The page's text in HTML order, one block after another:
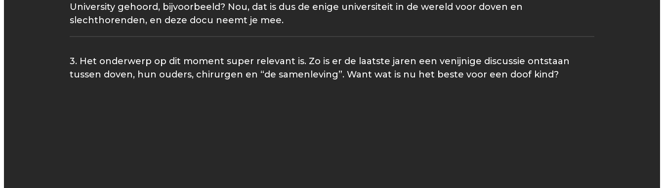
University gehoord, bijvoorbeeld? Nou, dat is dus de enige universiteit in de wereld voor doven en
slechthorenden, en deze docu neemt je mee.
3. Het onderwerp op dit moment super relevant is. Zo is er de laatste jaren een venijnige discussie ontstaan
tussen doven, hun ouders, chirurgen en “de samenleving”. Want wat is nu het beste voor een doof kind?